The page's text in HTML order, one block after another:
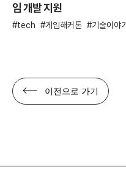
임 개발 지원
tech 게임해커톤 기술이야기
이전으로 가기